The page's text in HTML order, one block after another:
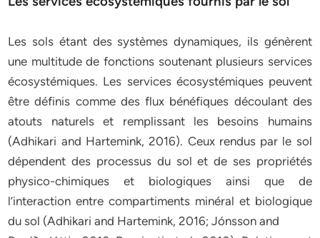
Les sols étant des systèmes dynamiques, ils génèrent
une multitude de fonctions soutenant plusieurs services
écosystémiques. Les services écosystémiques peuvent
être définis comme des flux bénéfiques découlant des
atouts naturels et remplissant les besoins humains
(Adhikari and Hartemink, 2016). Ceux rendus par le sol
dépendent des processus du sol et de ses propriétés
physico-chimiques et biologiques ainsi que de
l’interaction entre compartiments minéral et biologique
du sol (Adhikari and Hartemink, 2016; Jónsson and